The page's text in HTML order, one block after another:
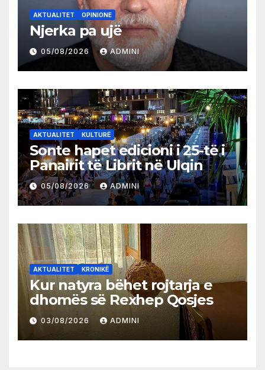
AKTUALITET OPINIONE
Njerka pa ujë
05/08/2026 ADMINI
AKTUALITET KULTURË
Sonte hapet edicioni i 25-të i
Panairit të Librit në Ulqin
05/08/2026 ADMINI
AKTUALITET KRONIKË
Kur natyra bëhet rojtarja e
dhomës së Rexhep Qosjes
03/08/2026 ADMINI